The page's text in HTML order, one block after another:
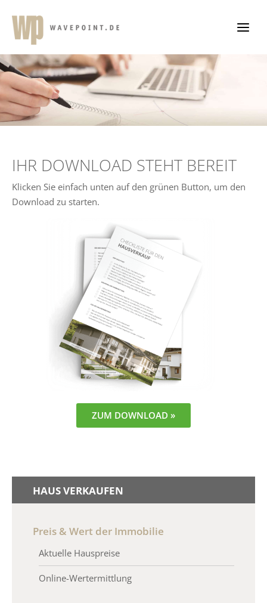
Inhalt
springen
IHR DOWNLOAD STEHT BEREIT
Klicken Sie einfach unten auf den grünen Button, um den
Download zu starten.
ZUM DOWNLOAD »
HAUS VERKAUFEN
Preis & Wert der Immobilie
Aktuelle Hauspreise
Online-Wertermittlung